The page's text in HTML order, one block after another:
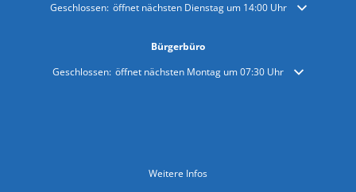
Klicken, um weitere Öffnungs- oder Schließzeiten auszublenden
Geschlossen: öffnet nächsten Dienstag um 14:00 Uhr
Bürgerbüro
Klicken, um weitere Öffnungs- oder Schließzeiten auszublenden
Geschlossen: öffnet nächsten Montag um 07:30 Uhr
Weitere Infos